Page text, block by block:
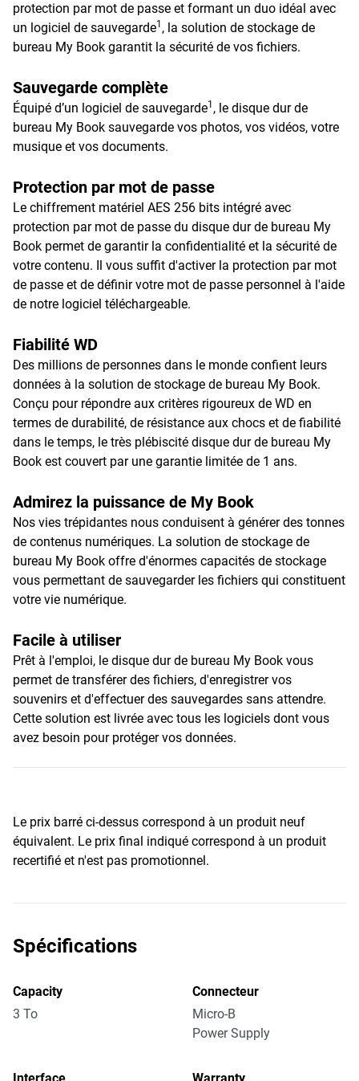
protection par mot de passe et formant un duo idéal avec
un logiciel de sauvegarde1 , la solution de stockage de
bureau My Book garantit la sécurité de vos fichiers.
Sauvegarde complète
Équipé d’un logiciel de sauvegarde1 , le disque dur de
bureau My Book sauvegarde vos photos, vos vidéos, votre
musique et vos documents.
Protection par mot de passe
Le chiffrement matériel AES 256 bits intégré avec
protection par mot de passe du disque dur de bureau My
Book permet de garantir la confidentialité et la sécurité de
votre contenu. Il vous suffit d'activer la protection par mot
de passe et de définir votre mot de passe personnel à l'aide
de notre logiciel téléchargeable.
Fiabilité WD
Des millions de personnes dans le monde confient leurs
données à la solution de stockage de bureau My Book.
Conçu pour répondre aux critères rigoureux de WD en
termes de durabilité, de résistance aux chocs et de fiabilité
dans le temps, le très plébiscité disque dur de bureau My
Book est couvert par une garantie limitée de 1 ans.
Admirez la puissance de My Book
Nos vies trépidantes nous conduisent à générer des tonnes
de contenus numériques. La solution de stockage de
bureau My Book offre d'énormes capacités de stockage
vous permettant de sauvegarder les fichiers qui constituent
votre vie numérique.
Facile à utiliser
Prêt à l'emploi, le disque dur de bureau My Book vous
permet de transférer des fichiers, d'enregistrer vos
souvenirs et d'effectuer des sauvegardes sans attendre.
Cette solution est livrée avec tous les logiciels dont vous
avez besoin pour protéger vos données.
Le prix barré ci-dessus correspond à un produit neuf
équivalent. Le prix final indiqué correspond à un produit
recertifié et n'est pas promotionnel.
Spécifications
Capacity
3 To
Connecteur
Micro-B
Power Supply